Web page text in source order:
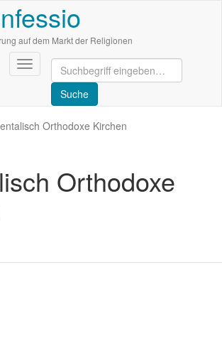
auf dem Markt der Religionen
Navigation
aktivieren/deaktivieren
Orthodoxe Kirchen
Orthodoxe